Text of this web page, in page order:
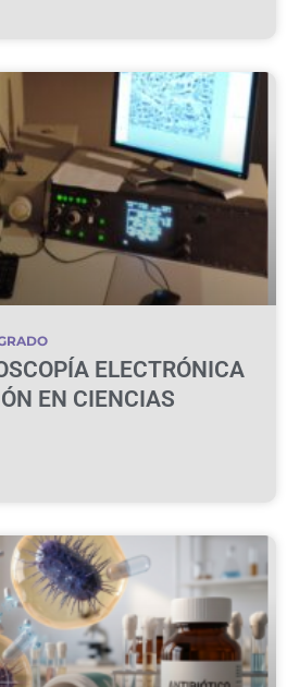
ELECTRÓNICA
EN CIENCIAS